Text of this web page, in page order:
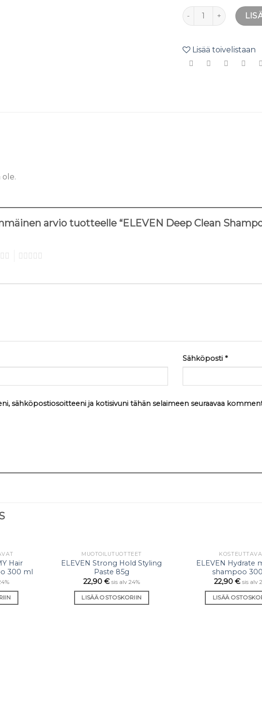
ELEVEN Deep Clean
Lisää toivelistaan
ole.
arvio tuotteelle “ELEVEN Deep Clean
Sähköposti *
sähköpostiosoitteeni ja kotisivuni tähän selaimeen seuraavaa
Lisää
toivelistaan
Hair
300 ml
Lisää
toivelistaan
MUOTOILU­TUOTTEET
ELEVEN Strong Hold Styling
Paste 85g
22,90 € sis alv 24%
LISÄÄ OSTOSKORIIN
ELEVEN Hydrate
shampoo
22,90€ sis alv
LISÄÄ